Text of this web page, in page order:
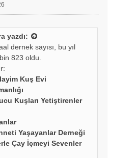
yazdı:
dernek sayısı, bu yıl
823 oldu.
Kuş Evi
Kuşları Yetiştirenler
Yaşayanlar Derneği
Çay İçmeyi Sevenler